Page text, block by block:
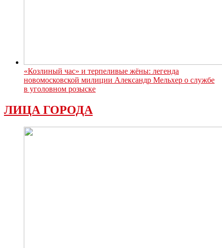
«Козлиный час» и терпеливые жёны: легенда
новомосковской милиции Александр Мельхер о службе
в уголовном розыске
ЛИЦА ГОРОДА